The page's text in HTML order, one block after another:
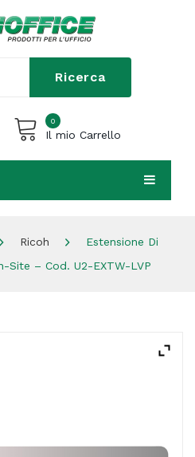
Ricerca
0
Il mio Carrello
Ricoh
Estensione Di
Site – Cod. U2-EXTW-LVP